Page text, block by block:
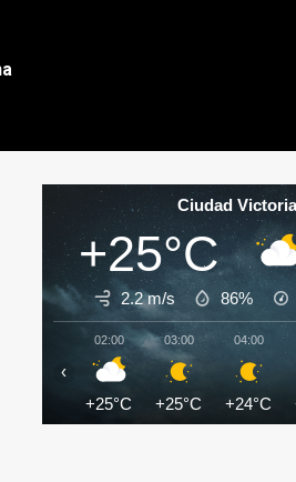
Ciudad Victoria
+25°C
2.2 m/s 86%
02:00
+25°C
03:00
+25°C
04:00
+24°C
‹